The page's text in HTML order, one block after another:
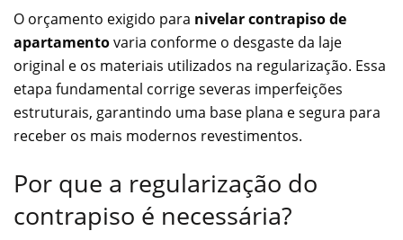
O orçamento exigido para nivelar contrapiso de
apartamentovaria conforme o desgaste da laje
original e os materiais utilizados na regularização. Essa
etapa fundamental corrige severas imperfeições
estruturais, garantindo uma base plana e segura para
receber os mais modernos revestimentos.
Por que a regularização do
contrapiso é necessária?